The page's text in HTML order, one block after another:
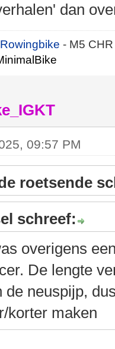
dan
- M5
09:57 PM
roetsende
schreef:
overigens
De lengte
de neuspijp,
korter maken